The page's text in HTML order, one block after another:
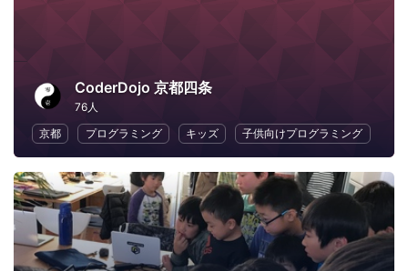
CoderDojo 京都四条
76人
京都
プログラミング キッズ 子供向けプログラミング